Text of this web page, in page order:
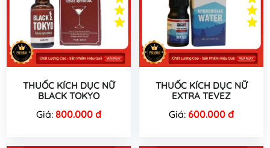
THUỐC KÍCH DỤC NỮ
BLACK TOKYO
Giá: 800.000 đ
THUỐC KÍCH DỤC NỮ
EXTRA TEVEZ
Giá: 600.000 đ